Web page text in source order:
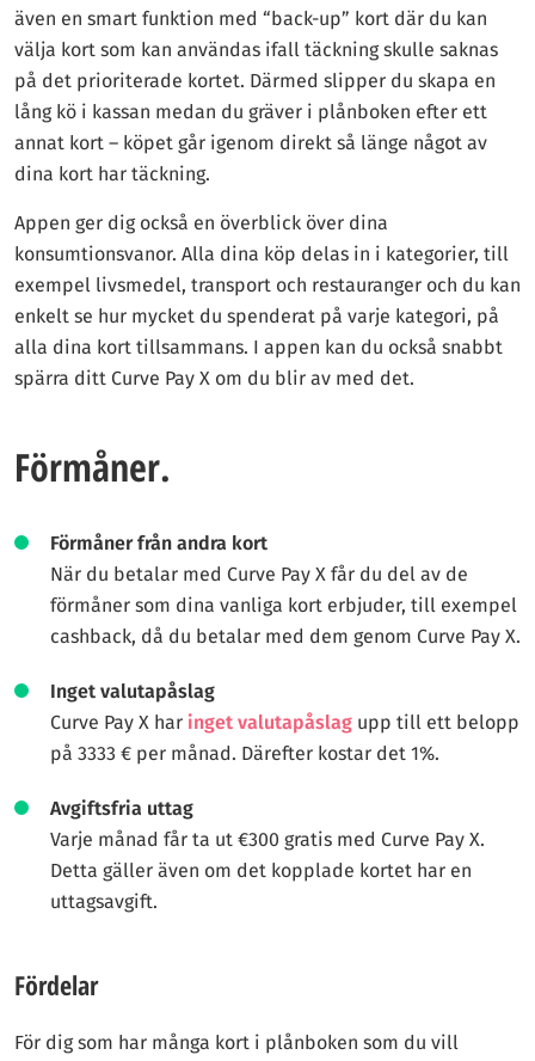
även en smart funktion med “back-up” kort där du kan
välja kort som kan användas ifall täckning skulle saknas
på det prioriterade kortet. Därmed slipper du skapa en
lång kö i kassan medan du gräver i plånboken efter ett
annat kort – köpet går igenom direkt så länge något av
dina kort har täckning.
Appen ger dig också en överblick över dina
konsumtionsvanor. Alla dina köp delas in i kategorier, till
exempel livsmedel, transport och restauranger och du kan
enkelt se hur mycket du spenderat på varje kategori, på
alla dina kort tillsammans. I appen kan du också snabbt
spärra ditt Curve Pay X om du blir av med det.
Förmåner.
Förmåner från andra kort
När du betalar med Curve Pay X får du del av de
förmåner som dina vanliga kort erbjuder, till exempel
cashback, då du betalar med dem genom Curve Pay X.
Inget valutapåslag
Curve Pay X har inget valutapåslag upp till ett belopp
på 3333 € per månad. Därefter kostar det 1%.
Avgiftsfria uttag
Varje månad får ta ut €300 gratis med Curve Pay X.
Detta gäller även om det kopplade kortet har en
uttagsavgift.
Fördelar
För dig som har många kort i plånboken som du vill